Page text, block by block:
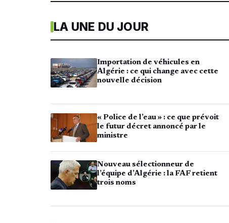
LA UNE DU JOUR
Importation de véhicules en
Algérie : ce qui change avec cette
nouvelle décision
« Police de l’eau » : ce que prévoit
le futur décret annoncé par le
ministre
Nouveau sélectionneur de
l’équipe d’Algérie : la FAF retient
trois noms